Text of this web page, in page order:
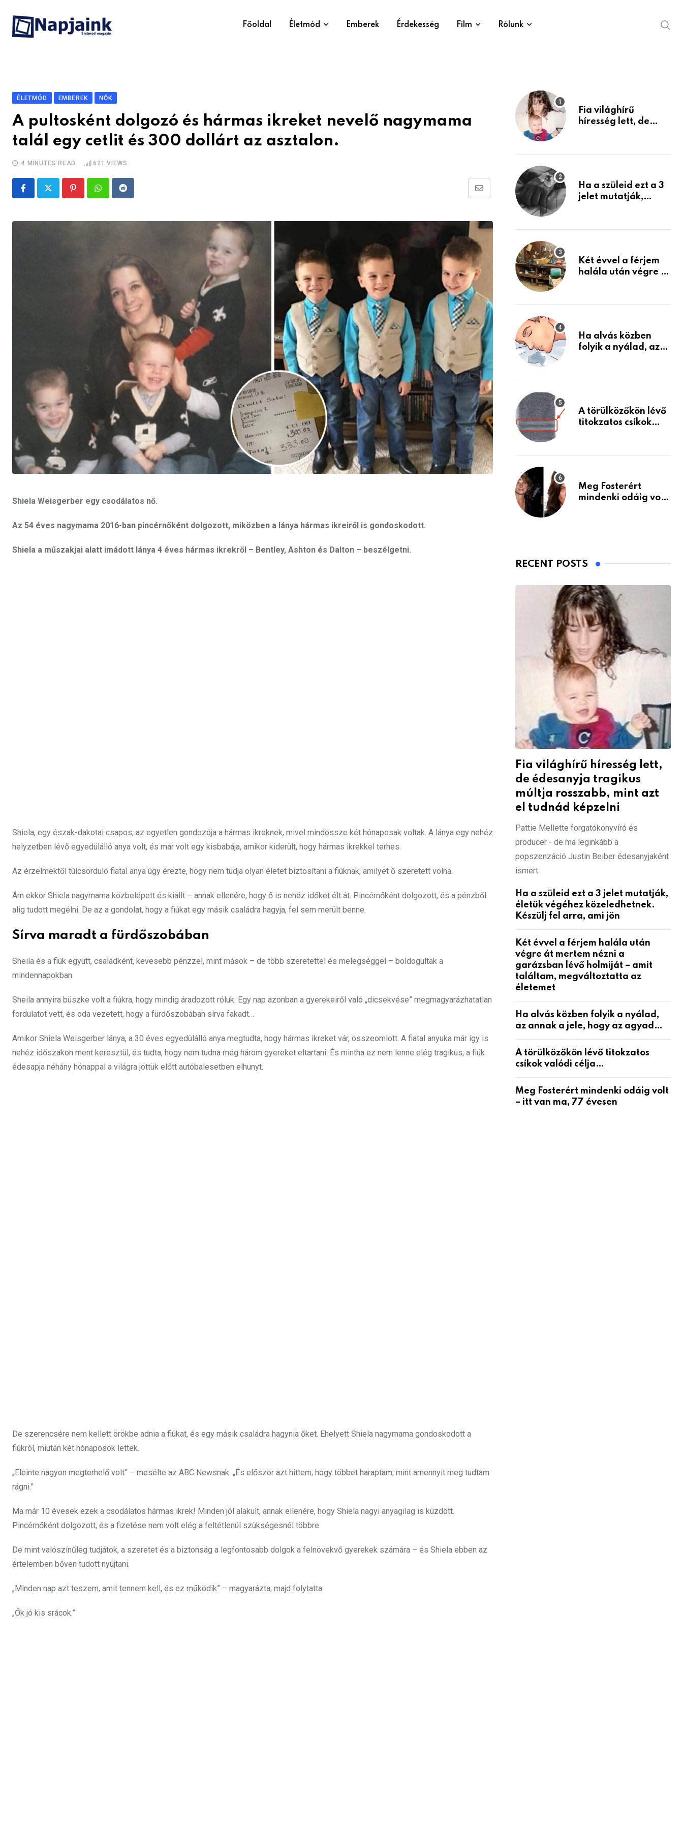
content
Főoldal Életmód Emberek Érdekesség Film Rólunk
ÉLETMÓD EMBEREK NŐK
A pultosként dolgozó és hármas ikreket nevelő nagymama
talál egy cetlit és 300 dollárt az asztalon.
4 MINUTES READ 621 VIEWS
PinterestWhatsappReddit
Share
Email
Shiela Weisgerber egy csodálatos nő.
Az 54 éves nagymama 2016-ban pincérnőként dolgozott, miközben a lánya hármas ikreiről is gondoskodott.
Shiela a műszakjai alatt imádott lánya 4 éves hármas ikrekről – Bentley, Ashton és Dalton – beszélgetni.
Shiela, egy észak-dakotai csapos, az egyetlen gondozója a hármas ikreknek, mivel mindössze két hónaposak voltak. A lánya egy nehéz
helyzetben lévő egyedülálló anya volt, és már volt egy kisbabája, amikor kiderült, hogy hármas ikrekkel terhes.
Az érzelmektől túlcsorduló fiatal anya úgy érezte, hogy nem tudja olyan életet biztosítani a fiúknak, amilyet ő szeretett volna.
Ám ekkor Shiela nagymama közbelépett és kiállt – annak ellenére, hogy ő is nehéz időket élt át. Pincérnőként dolgozott, és a pénzből
alig tudott megélni. De az a gondolat, hogy a fiúkat egy másik családra hagyja, fel sem merült benne.
Sírva maradt a fürdőszobában
Sheila és a fiúk együtt, családként, kevesebb pénzzel, mint mások – de több szeretettel és melegséggel – boldogultak a
mindennapokban.
Sheila annyira büszke volt a fiúkra, hogy mindig áradozott róluk. Egy nap azonban a gyerekeiről való „dicsekvése” megmagyarázhatatlan
fordulatot vett, és oda vezetett, hogy a fürdőszobában sírva fakadt…
Amikor Shiela Weisgerber lánya, a 30 éves egyedülálló anya megtudta, hogy hármas ikreket vár, összeomlott. A fiatal anyuka már így is
nehéz időszakon ment keresztül, és tudta, hogy nem tudna még három gyereket eltartani. És mintha ez nem lenne elég tragikus, a fiúk
édesapja néhány hónappal a világra jöttük előtt autóbalesetben elhunyt.
De szerencsére nem kellett örökbe adnia a fiúkat, és egy másik családra hagynia őket. Ehelyett Shiela nagymama gondoskodott a
fiúkról, miután két hónaposok lettek.
„Eleinte nagyon megterhelő volt” – mesélte az ABC Newsnak. „És először azt hittem, hogy többet haraptam, mint amennyit meg tudtam
rágni.”
Ma már 10 évesek ezek a csodálatos hármas ikrek! Minden jól alakult, annak ellenére, hogy Shiela nagyi anyagilag is küzdött.
Pincérnőként dolgozott, és a fizetése nem volt elég a feltétlenül szükségesnél többre.
De mint valószínűleg tudjátok, a szeretet és a biztonság a legfontosabb dolgok a felnövekvő gyerekek számára – és Shiela ebben az
értelemben bőven tudott nyújtani.
„Minden nap azt teszem, amit tennem kell, és ez működik” – magyarázta, majd folytatta:
„Ők jó kis srácok.”
Fia világhírű
híresség lett, de
mint azt el tudnád
Ha a szüleid ezt a 3
jelet mutatják,
Készülj fel arra, ami
Két évvel a férjem
halála után végre át
holmiját – amit
életemet
Ha alvás közben
folyik a nyálad, az
A törülközőkön lévő
titokzatos csíkok
Meg Fosterért
mindenki odáig volt
RECENT POSTS
Fia világhírű híresség lett,
de édesanyja tragikus
múltja rosszabb, mint azt
el tudnád képzelni
Pattie Mellette forgatókönyvíró és
producer - de ma leginkább a
popszenzáció Justin Beiber édesanyjaként
ismert.
Ha a szüleid ezt a 3 jelet mutatják,
életük végéhez közeledhetnek.
Készülj fel arra, ami jön
Két évvel a férjem halála után
végre át mertem nézni a
garázsban lévő holmiját – amit
találtam, megváltoztatta az
életemet
Ha alvás közben folyik a nyálad,
az annak a jele, hogy az agyad…
A törülközőkön lévő titokzatos
csíkok valódi célja…
Meg Fosterért mindenki odáig volt
– itt van ma, 77 évesen